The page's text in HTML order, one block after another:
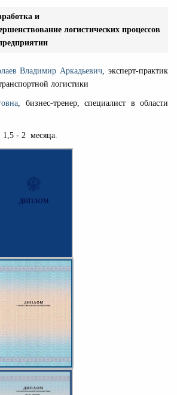
и
логистических процессов
Владимир Аркадьевич, эксперт-практик
логистики
, бизнес-тренер, специалист в области
1,5 - 2 месяца.